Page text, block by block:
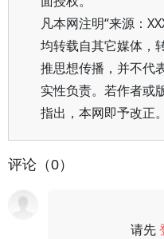
凡本网注明“来源：
均转载自其它媒体，
推思想传播，并不代
实性负责。若作者或
指出，本网即予改正。
评论（0）
请先